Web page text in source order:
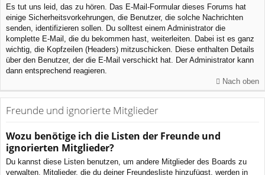
Es tut uns leid, das zu hören. Das E-Mail-Formular dieses Forums hat
einige Sicherheitsvorkehrungen, die Benutzer, die solche Nachrichten
senden, identifizieren sollen. Du solltest einem Administrator die
komplette E-Mail, die du bekommen hast, weiterleiten. Dabei ist es ganz
wichtig, die Kopfzeilen (Headers) mitzuschicken. Diese enthalten Details
über den Benutzer, der die E-Mail verschickt hat. Der Administrator kann
dann entsprechend reagieren.
Nach oben
Freunde und ignorierte Mitglieder
Wozu benötige ich die Listen der Freunde und
ignorierten Mitglieder?
Du kannst diese Listen benutzen, um andere Mitglieder des Boards zu
verwalten. Mitglieder, die du deiner Freundesliste hinzufügst, werden in